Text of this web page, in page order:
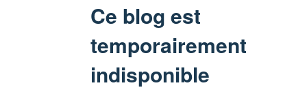
Ce blog est
temporairement
indisponible